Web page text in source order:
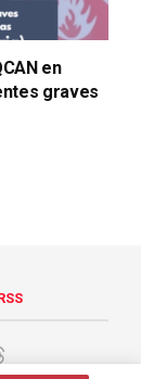
en
graves